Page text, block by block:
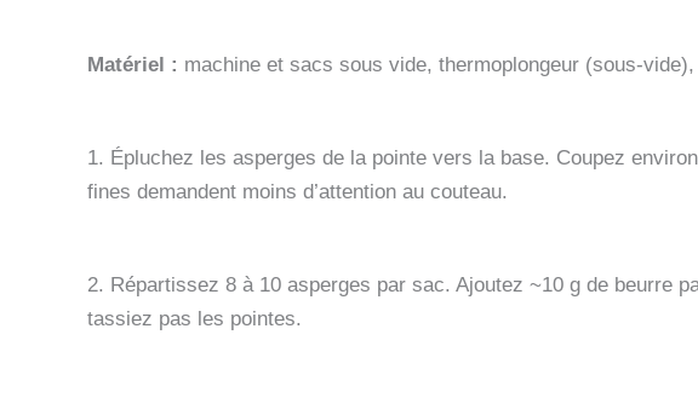
Matériel : machine et sacs sous vide, thermoplongeur (sous-
1. Épluchez les asperges de la pointe vers la base. Coupez
fines demandent moins d’attention au couteau.
2. Répartissez 8 à 10 asperges par sac. Ajoutez ~10 g de beurre
tassiez pas les pointes.